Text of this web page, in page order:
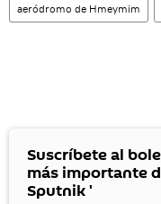
aeródromo de Hmeymim
Suscríbete al
más importante
Sputnik '